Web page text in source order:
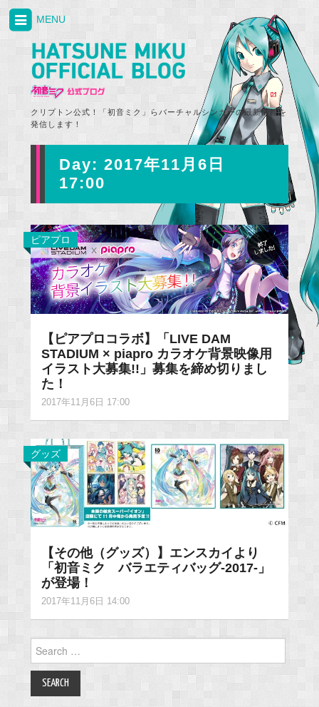
クリプトン公式！「初音ミク」らバーチャルシンガーの最新情報を
発信します！
MENU
Day: 2017年11月6日
17:00
ピアプロ
【ピアプロコラボ】「LIVE DAM
STADIUM × piapro カラオケ背景映像用
イラスト大募集!!」募集を締め切りまし
た！
2017年11月6日 17:00
グッズ
【その他（グッズ）】エンスカイより
「初音ミク バラエティバッグ-2017-」
が登場！
2017年11月6日 14:00
for: